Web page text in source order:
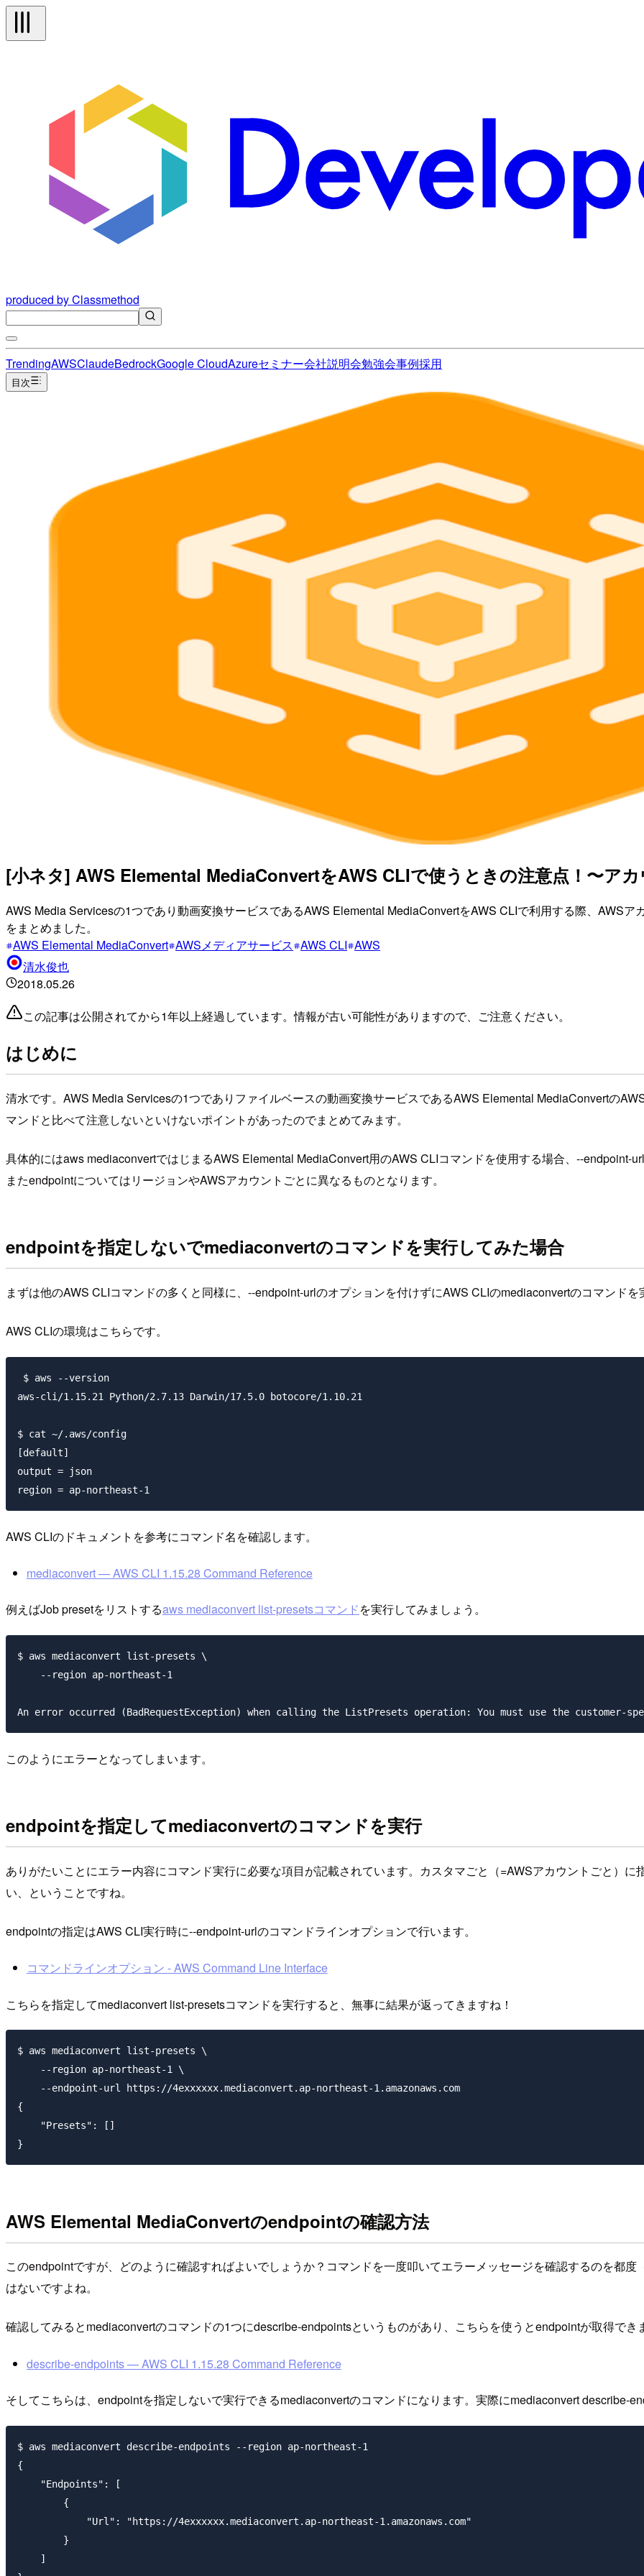
produced by Classmethod
TrendingAWSClaudeBedrockGoogle CloudAzureセミナー会社説明会勉強会事例採用
目次
[小ネタ] AWS Elemental MediaConvertをAWS CLIで使うときの注意点！〜ア
AWS Media Servicesの1つであり動画変換サービスであるAWS Elemental MediaConvertをAWS CLIで利用する際、AWS
をまとめました。
AWS Elemental MediaConvert AWSメディアサービス AWS CLI AWS
清水俊也
2018.05.26
この記事は公開されてから1年以上経過しています。情報が古い可能性がありますので、ご注意ください。
はじめに
清水です。AWS Media Servicesの1つでありファイルベースの動画変換サービスであるAWS Elemental MediaConvertの
マンドと比べて注意しないといけないポイントがあったのでまとめてみます。
具体的にはaws mediaconvertではじまるAWS Elemental MediaConvert用のAWS CLIコマンドを使用する場合、 --endpoint-url
またendpointについてはリージョンやAWSアカウントごとに異なるものとなります。
endpointを指定しないでmediaconvertのコマンドを実行してみた場合
まずは他のAWS CLIコマンドの多くと同様に、 --endpoint-urlのオプションを付けずにAWS CLIのmediaconvertのコマンドを
AWS CLIの環境はこちらです。
$ aws --version
aws-cli/1.15.21 Python/2.7.13 Darwin/17.5.0 botocore/1.10.21
$ cat ~/.aws/config
[default]
output = json
AWS CLIのドキュメントを参考にコマンド名を確認します。
mediaconvert — AWS CLI 1.15.28 Command Reference
例えばJob presetをリストするaws mediaconvert list-presetsコマンドを実行してみましょう。
$ aws mediaconvert list-presets \
    --region ap-northeast-1
このようにエラーとなってしまいます。
endpointを指定してmediaconvertのコマンドを実行
ありがたいことにエラー内容にコマンド実行に必要な項目が記載されています。カスタマごと（=AWSアカウントごと）
い、ということですね。
endpointの指定はAWS CLI実行時に--endpoint-urlのコマンドラインオプションで行います。
コマンドラインオプション - AWS Command Line Interface
こちらを指定してmediaconvert list-presetsコマンドを実行すると、無事に結果が返ってきますね！
$ aws mediaconvert list-presets \
    --region ap-northeast-1 \
    --endpoint-url https://4exxxxxx.mediaconvert.ap-northeast-1.amazonaws.com
{
    "Presets": []
AWS Elemental MediaConvertのendpointの確認方法
このendpointですが、どのように確認すればよいでしょうか？コマンドを一度叩いてエラーメッセージを確認するのを都
はないですよね。
確認してみるとmediaconvertのコマンドの1つにdescribe-endpointsというものがあり、こちらを使うとendpointが取得でき
describe-endpoints — AWS CLI 1.15.28 Command Reference
そしてこちらは、endpointを指定しないで実行できるmediaconvertのコマンドになります。実際にmediaconvert describe-
$ aws mediaconvert describe-endpoints --region ap-northeast-1
{
    "Endpoints": [
        {
            "Url": "https://4exxxxxx.mediaconvert.ap-northeast-1.amazonaws.com"
        }
    ]